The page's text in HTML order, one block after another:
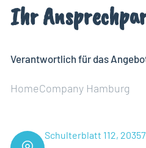
Ihr
Verantwortlich für das
HomeCompany Hamburg
Schulterblatt 112,